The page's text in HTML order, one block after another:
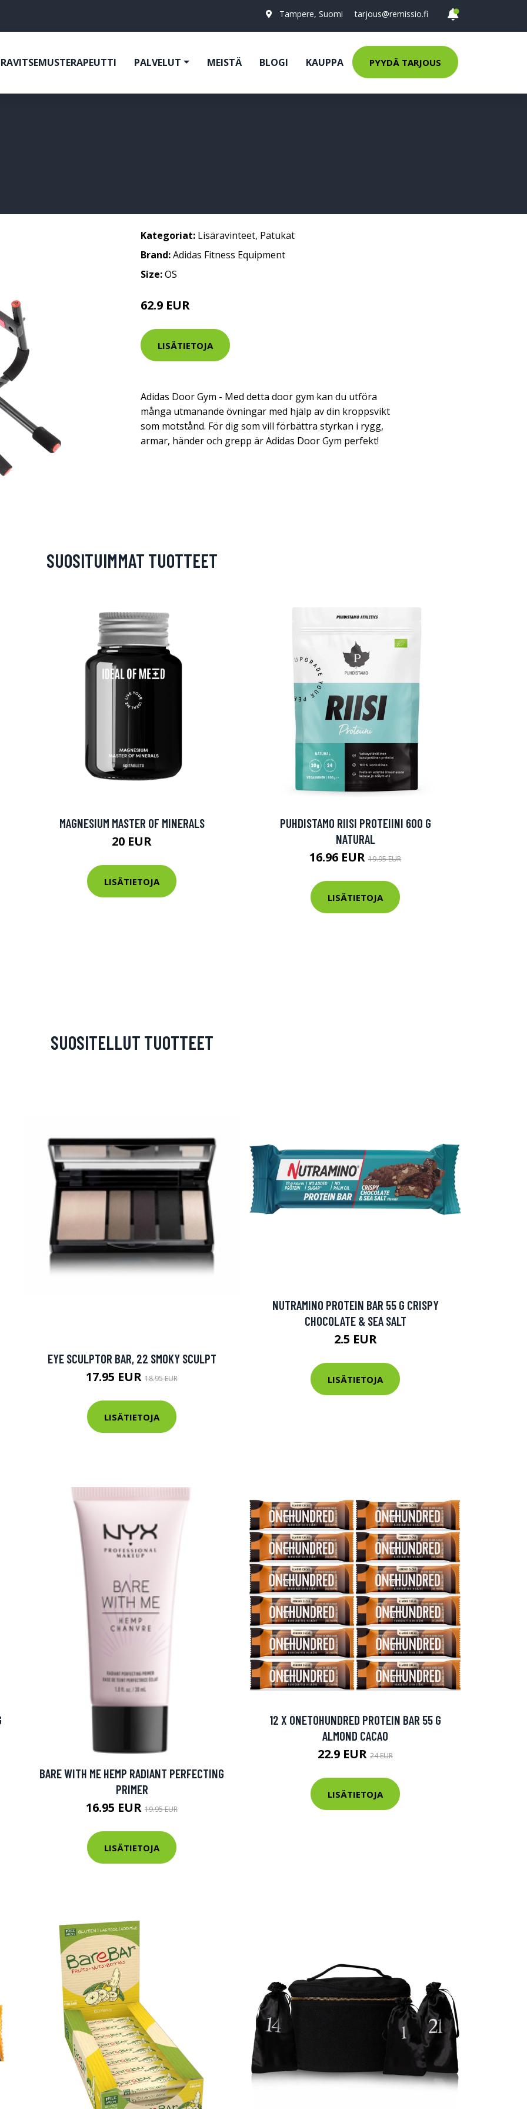
Tampere, Suomi tarjous@remissio.fi
RAVITSEMUSTERAPEUTTI PALVELUT MEISTÄ BLOGI KAUPPA PYYDÄ TARJOUS
Kategoriat: Lisäravinteet, Patukat
Brand:Adidas Fitness Equipment
Size:OS
62.9 EUR
LISÄTIETOJA
Adidas Door Gym - Med detta door gym kan du utföra
många utmanande övningar med hjälp av din kroppsvikt
som motstånd. För dig som vill förbättra styrkan i rygg,
armar, händer och grepp är Adidas Door Gym perfekt!
SUOSITUIMMAT TUOTTEET
MAGNESIUM MASTER OF MINERALS
20 EUR
LISÄTIETOJA
PUHDISTAMO RIISI PROTEIINI 600 G
NATURAL
16.96 EUR 19.95 EUR
LISÄTIETOJA
SUOSITELLUT TUOTTEET
EYE SCULPTOR BAR, 22 SMOKY SCULPT
17.95 EUR 18.95 EUR
LISÄTIETOJA
NUTRAMINO PROTEIN BAR 55 G CRISPY
CHOCOLATE & SEA SALT
2.5 EUR
LISÄTIETOJA
BARE WITH ME HEMP RADIANT PERFECTING
PRIMER
16.95 EUR 19.95 EUR
LISÄTIETOJA
12 X ONETOHUNDRED PROTEIN BAR 55 G
ALMOND CACAO
22.9 EUR 24 EUR
LISÄTIETOJA
tuotteet -20 %!